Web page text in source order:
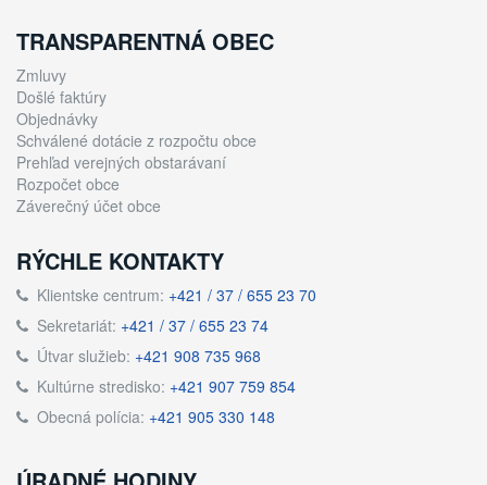
TRANSPARENTNÁ OBEC
Zmluvy
Došlé faktúry
Objednávky
Schválené dotácie z rozpočtu obce
Prehľad verejných obstarávaní
Rozpočet obce
Záverečný účet obce
RÝCHLE KONTAKTY
Klientske centrum: +421 / 37 / 655 23 70
Sekretariát: +421 / 37 / 655 23 74
Útvar služieb: +421 908 735 968
Kultúrne stredisko: +421 907 759 854
Obecná polícia: +421 905 330 148